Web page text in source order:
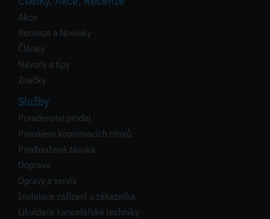
Akce
Recenze a Novinky
Články
Návody a tipy
Značky
Služby
Poradenství prodej
Pronájem kopírovacích strojů
Prodloužená záruka
Doprava
Opravy a servis
Instalace zařízení u zákazníka
Likvidace kancelářské techniky